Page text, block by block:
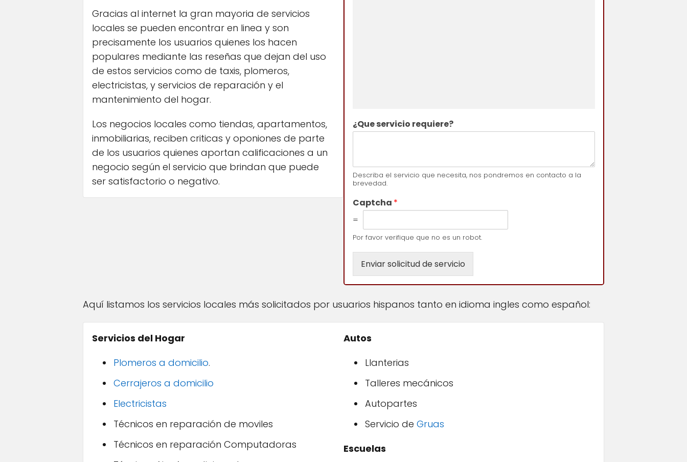
Gracias al internet la gran mayoria de servicios
locales se pueden encontrar en linea y son
precisamente los usuarios quienes los hacen
populares mediante las reseñas que dejan del uso
de estos servicios como de taxis, plomeros,
electricistas, y servicios de reparación y el
mantenimiento del hogar.
Los negocios locales como tiendas, apartamentos,
inmobiliarias, reciben criticas y oponiones de parte
de los usuarios quienes aportan calificaciones a un
negocio según el servicio que brindan que puede
ser satisfactorio o negativo.
¿Que servicio requiere?
Describa el servicio que necesita, nos pondremos en contacto a la
brevedad.
Captcha *
=
Por favor verifique que no es un robot.
Enviar solicitud de servicio
Aquí listamos los servicios locales más solicitados por usuarios hispanos tanto en idioma ingles como español:
Servicios del Hogar
Plomeros a domicilio.
Cerrajeros a domicilio
Electricistas
Técnicos en reparación de moviles
Técnicos en reparación Computadoras
Autos
Llanterias
Talleres mecánicos
Autopartes
Servicio de Gruas
Escuelas